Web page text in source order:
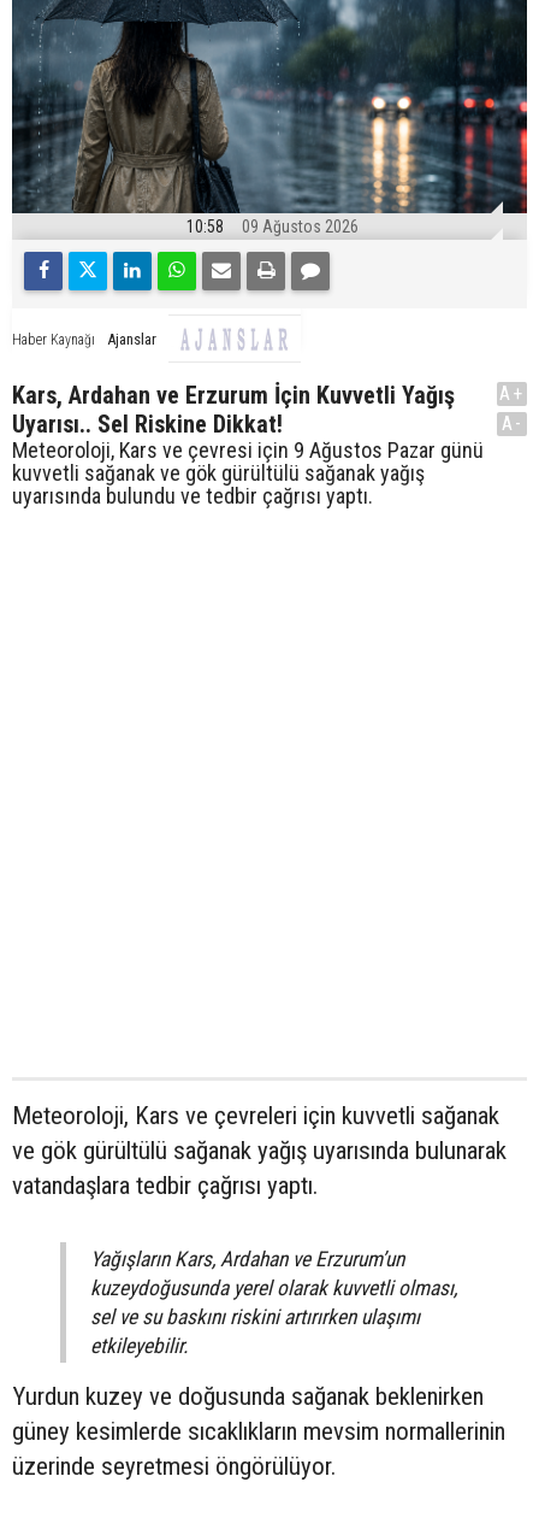
10:58 09 Ağustos 2026
Haber Kaynağı Ajanslar
Kars, Ardahan ve Erzurum İçin Kuvvetli Yağış
Uyarısı.. Sel Riskine Dikkat!
Meteoroloji, Kars ve çevresi için 9 Ağustos Pazar günü
kuvvetli sağanak ve gök gürültülü sağanak yağış
uyarısında bulundu ve tedbir çağrısı yaptı.
A+
A-
Meteoroloji, Kars ve çevreleri için kuvvetli sağanak
ve gök gürültülü sağanak yağış uyarısında bulunarak
vatandaşlara tedbir çağrısı yaptı.
Yağışların Kars, Ardahan ve Erzurum’un
kuzeydoğusunda yerel olarak kuvvetli olması,
sel ve su baskını riskini artırırken ulaşımı
etkileyebilir.
Yurdun kuzey ve doğusunda sağanak beklenirken
güney kesimlerde sıcaklıkların mevsim normallerinin
üzerinde seyretmesi öngörülüyor.